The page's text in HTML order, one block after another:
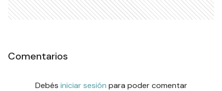
Comentarios
Debés iniciar sesión para poder comentar